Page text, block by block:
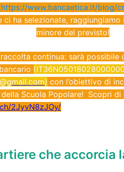
https://www.bancaetica.it/blog/
ci ha selezionate,
minore del previsto!
continua: sarà possibile
) con l’obiettivo di
Scuola Popolare! Scopri
2JyvN8zJOy/
che accorcia